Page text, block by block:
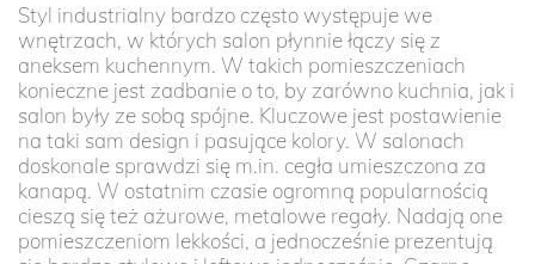
Styl industrialny bardzo często występuje we
wnętrzach, w których salon płynnie łączy się z
aneksem kuchennym. W takich pomieszczeniach
konieczne jest zadbanie o to, by zarówno kuchnia, jak i
salon były ze sobą spójne. Kluczowe jest postawienie
na taki sam design i pasujące kolory. W salonach
doskonale sprawdzi się m.in. cegła umieszczona za
kanapą. W ostatnim czasie ogromną popularnością
cieszą się też ażurowe, metalowe regały. Nadają one
pomieszczeniom lekkości, a jednocześnie prezentują